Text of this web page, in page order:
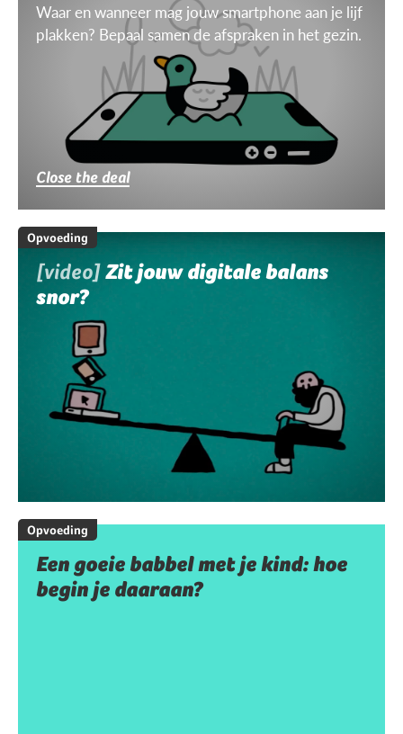
Waar en wanneer mag jouw smartphone aan je lijf
plakken? Bepaal samen de afspraken in het gezin.
Close the deal
Opvoeding
[video]Zit jouw digitale balans
snor?
Opvoeding
Een goeie babbel met je kind: hoe
begin je daaraan?